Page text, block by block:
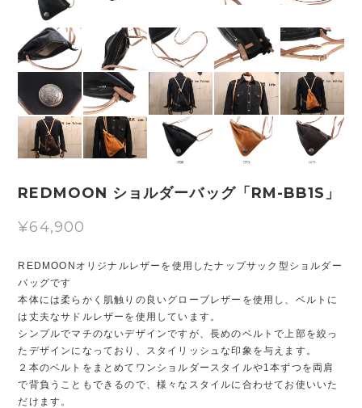
REDMOON ショルダーバッグ「RM-BB1S」
¥64,900
REDMOONオリジナルレザーを使用したナップサック型ショルダー
バッグです
本体には柔らかく肌触りの良いグローブレザーを使用し、ベルトに
は丈夫なサドルレザーを使用しています。
シンプルでマチのないデザインですが、長めのベルトで上部を絞っ
たデザインになっており、スタイリッシュな印象を与えます。
２本のベルトをまとめてワンショルダースタイルや1本ずつを両肩
で背負うこともできるので、様々なスタイルに合わせてお使いいた
だけます。